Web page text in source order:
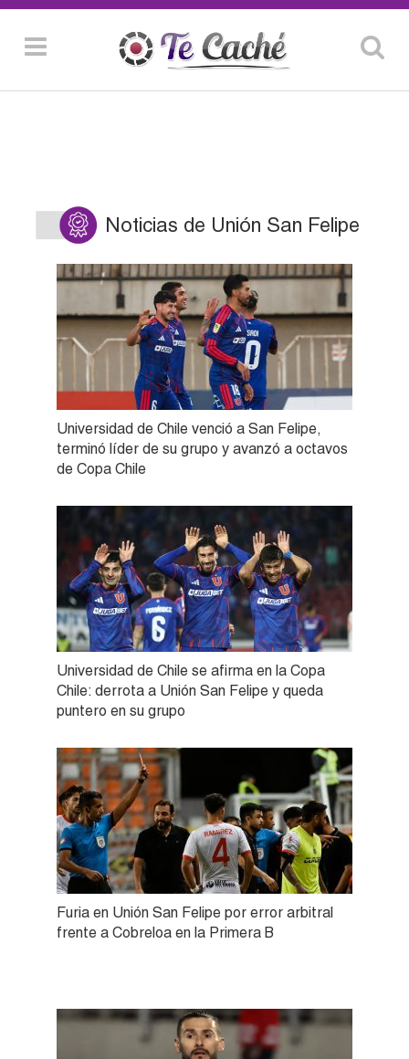
Noticias de Unión San Felipe
Universidad de Chile venció a San Felipe,
terminó líder de su grupo y avanzó a octavos
de Copa Chile
Universidad de Chile se afirma en la Copa
Chile: derrota a Unión San Felipe y queda
puntero en su grupo
Furia en Unión San Felipe por error arbitral
frente a Cobreloa en la Primera B